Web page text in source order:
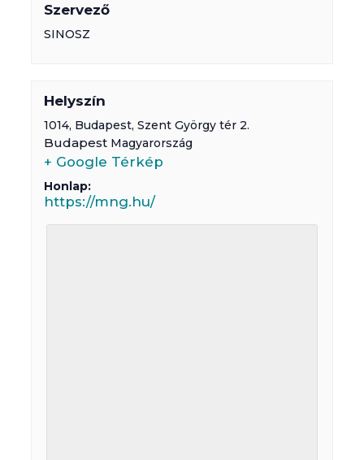
Szervező
SINOSZ
Helyszín
1014, Budapest, Szent György tér 2.
Budapest Magyarország
+ Google Térkép
Honlap:
https://mng.hu/